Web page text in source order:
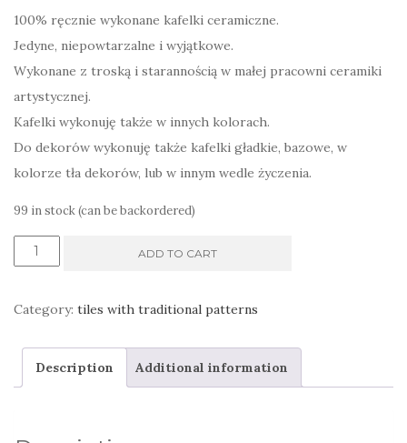
100% ręcznie wykonane kafelki ceramiczne.
Jedyne, niepowtarzalne i wyjątkowe.
Wykonane z troską i starannością w małej pracowni ceramiki
artystycznej.
Kafelki wykonuję także w innych kolorach.
Do dekorów wykonuję także kafelki gładkie, bazowe, w
kolorze tła dekorów, lub w innym wedle życzenia.
99 in stock (can be backordered)
Dekor
wzorem
kolorowy
ADD TO CART
Category: tiles with traditional patterns
Description Additional information